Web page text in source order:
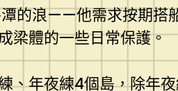
的浪——他需求按期搭
梁體的一些日常保護。
、年夜練4個島，除年